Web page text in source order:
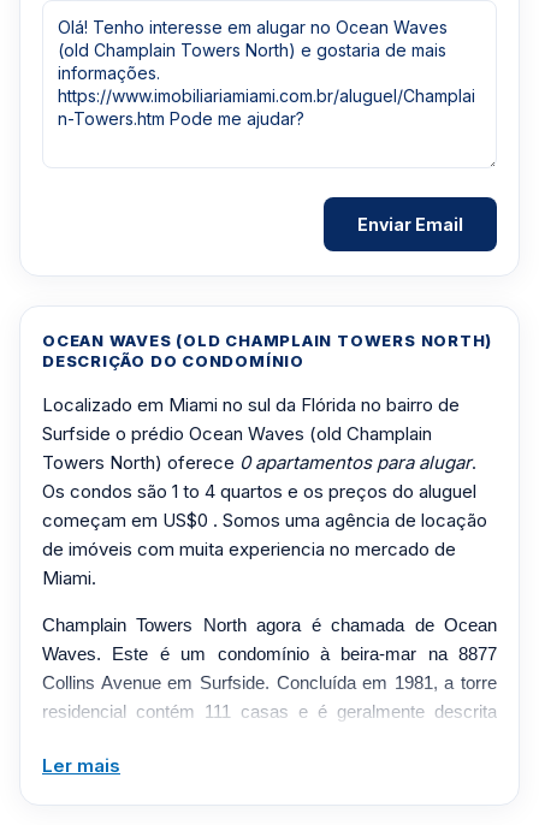
OCEAN WAVES (OLD CHAMPLAIN TOWERS NORTH)
DESCRIÇÃO DO CONDOMÍNIO
Localizado em Miami no sul da Flórida no bairro de
Surfside o prédio Ocean Waves (old Champlain
Towers North) oferece 0 apartamentos para alugar.
Os condos são 1 to 4 quartos e os preços do aluguel
começam em US$0 . Somos uma agência de locação
de imóveis com muita experiencia no mercado de
Miami.
Champlain Towers North agora é chamada de Ocean
Waves. Este é um condomínio à beira-mar na 8877
Collins Avenue em Surfside. Concluída em 1981, a torre
residencial contém 111 casas e é geralmente descrita
convenções de contagem. Layouts de um a quatro
Ler mais